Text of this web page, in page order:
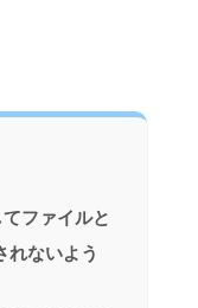
ファイルと
れないよう